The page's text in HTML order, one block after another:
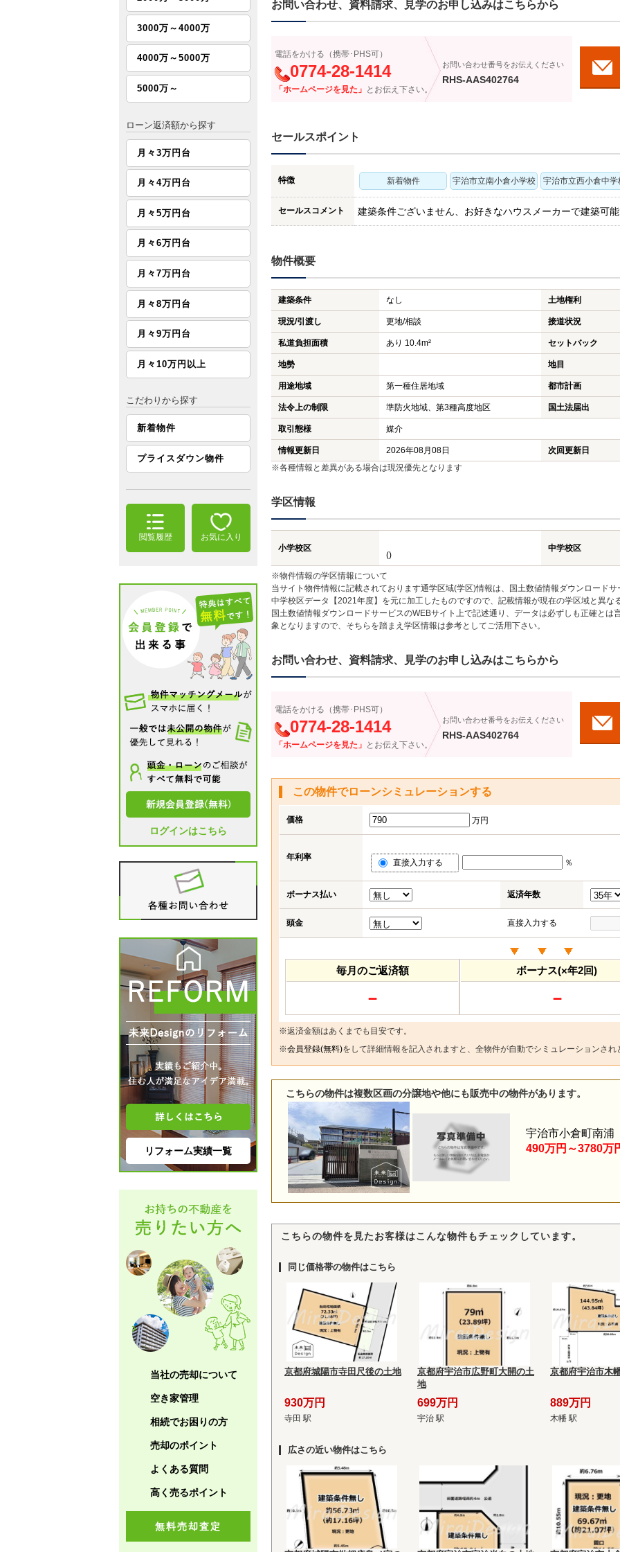
お問い合わせ、資料請求、見学のお申し込みはこちらから
電話をかける（携帯･PHS可）
0774-28-1414
「ホームページを見た」 とお伝え下さい。
お問い合わせ番号をお伝えください
RHS-AAS402764
セールスポイント
特徴 新着物件 宇治市立南小倉小学校 宇治市立西小倉中学
セールスコメント 建築条件ございません、お好きなハウスメーカーで建築可
物件概要
建築条件 なし 土地権利
現況/引渡し 更地/相談 接道状況
私道負担面積 あり 10.4m² セットバック
地勢 地目
用途地域 第一種住居地域 都市計画
法令上の制限 準防火地域、第3種高度地区 国土法届出
取引態様 媒介
情報更新日 2026年08月08日
次回更新日
※各種情報と差異がある場合は現況優先となります
学区情報
小学校区
()
中学校区
※物件情報の学区情報について
当サイト物件情報に記載されております通学区域(学区)情報は、国土数値情報ダウンロード
中学校区データ【2021年度】を元に加工したものですので、記載情報が現在の学区域と異な
国土数値情報ダウンロードサービスのWEBサイト上で記述通り、データは必ずしも正確と
象となりますので、そちらを踏まえ学区情報は参考としてご活用下さい。
お問い合わせ、資料請求、見学のお申し込みはこちらから
電話をかける（携帯･PHS可）
0774-28-1414
「ホームページを見た」 とお伝え下さい。
お問い合わせ番号をお伝えください
RHS-AAS402764
この物件でローンシミュレーションする
価格 万円
年利率
直接入力する ％
ボーナス払い 返済年数
頭金 直接入力する
毎月のご返済額
－
ボーナス(×年2回)
－
※返済金額はあくまでも目安です。
※会員登録(無料)をして詳細情報を記入されますと、全物件が自動でシミュレーションさ
こちらの物件は複数区画の分譲地や他にも販売中の物件があります。
宇治市小倉町南浦
490万円～3780万
こちらの物件を見たお客様はこんな物件もチェックしています。
同じ価格帯の物件はこちら
京都府城陽市寺田尺後の土地
930万円
寺田 駅
京都府宇治市広野町大開の土
地
699万円
宇治 駅
京都府宇治市木
889万円
木幡 駅
広さの近い物件はこちら
3000万～4000万
4000万～5000万
5000万～
ローン返済額から探す
月々3万円台
月々4万円台
月々5万円台
月々6万円台
月々7万円台
月々8万円台
月々9万円台
月々10万円以上
こだわりから探す
新着物件
プライスダウン物件
閲覧履歴 お気に入り
ログインはこちら
リフォーム実績一覧
当社の売却について
空き家管理
相続でお困りの方
売却のポイント
よくある質問
高く売るポイント
無料売却査定